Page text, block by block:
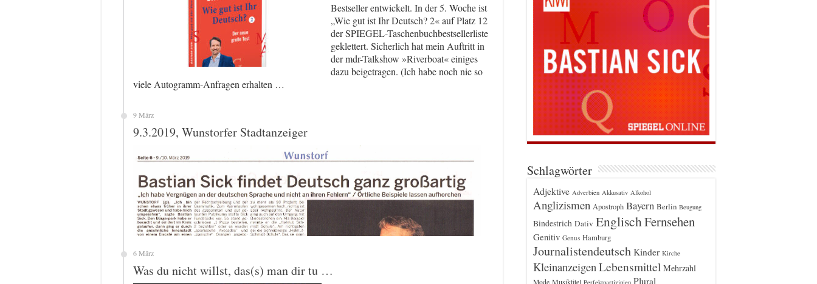
Bestseller entwickelt. In der 5. Woche ist
„Wie gut ist Ihr Deutsch? 2« auf Platz 12
der SPIEGEL-Taschenbuchbestsellerliste
geklettert. Sicherlich hat mein Auftritt in
der mdr-Talkshow »Riverboat« einiges
dazu beigetragen. (Ich habe noch nie so
viele Autogramm-Anfragen erhalten …
9 März
9.3.2019, Wunstorfer Stadtanzeiger
6 März
Was du nicht willst, das(s) man dir tu …
Schlagwörter
Adjektive Adverbien Akkusativ Alkohol
Anglizismen Apostroph Bayern Berlin Beugung
Bindestrich Dativ EnglischFernsehen
Genitiv Genus Hamburg
Journalistendeutsch Kinder Kirche
Kleinanzeigen Lebensmittel Mehrzahl
Mode Musiktitel Perfektpartizipien Plural